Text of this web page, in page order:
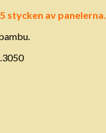
stycken av panelerna.